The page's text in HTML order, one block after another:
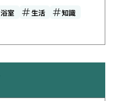
浴室 生活
知識